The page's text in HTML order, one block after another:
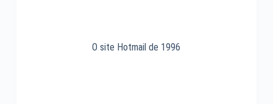
O site Hotmail de 1996